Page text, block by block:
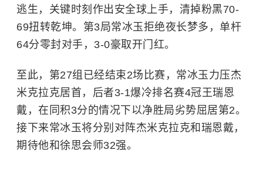
逃生，关键时刻作出安全球上手，清掉粉黑70-
69扭转乾坤。第3局常冰玉拒绝夜长梦多，单杆
64分零封对手，3-0豪取开门红。
至此，第27组已经结束2场比赛，常冰玉力压杰
米克拉克居首，后者3-1爆冷排名赛4冠王瑞恩
戴，在同积3分的情况下以净胜局劣势屈居第2。
接下来常冰玉将分别对阵杰米克拉克和瑞恩戴，
期待他和徐思会师32强。